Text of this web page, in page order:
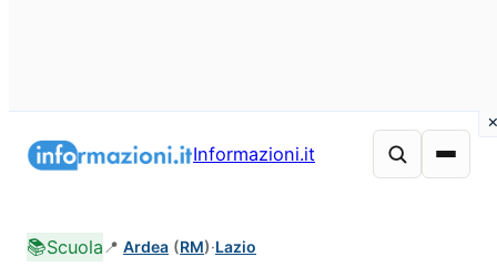
Informazioni.it
📚Scuola 📍 Ardea (RM)·Lazio